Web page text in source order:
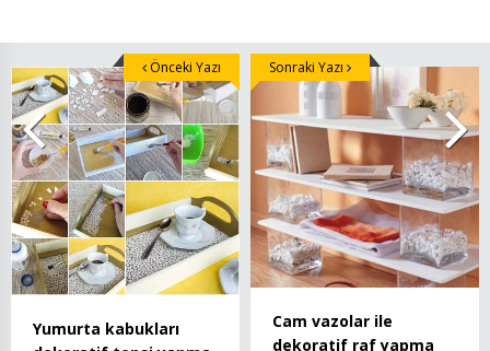
Yumurta kabukları
Önceki Yazı
Cam vazolar ile
dekoratif raf yapma
Sonraki Yazı